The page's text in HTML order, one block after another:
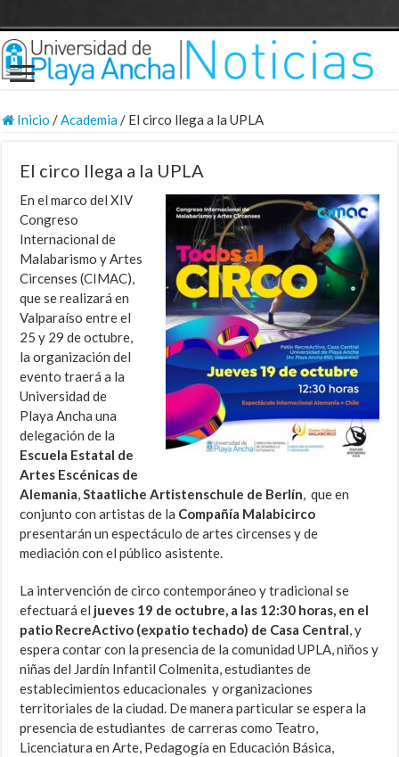
Inicio /Academia/ El circo llega a la UPLA
El circo llega a la UPLA
En el marco del XIV
Congreso
Internacional de
Malabarismo y Artes
Circenses (CIMAC),
que se realizará en
Valparaíso entre el
25 y 29 de octubre,
la organización del
evento traerá a la
Universidad de
Playa Ancha una
delegación de la
Escuela Estatal de
Artes Escénicas de
Alemania,Staatliche Artistenschule de Berlín, que en
conjunto con artistas de la Compañía Malabicirco
presentarán un espectáculo de artes circenses y de
mediación con el público asistente.
La intervención de circo contemporáneo y tradicional se
efectuará el jueves 19 de octubre, a las 12:30 horas, en el
patio RecreActivo (expatio techado) de Casa Central, y
espera contar con la presencia de la comunidad UPLA, niños y
niñas del Jardín Infantil Colmenita, estudiantes de
establecimientos educacionales y organizaciones
territoriales de la ciudad. De manera particular se espera la
presencia de estudiantes de carreras como Teatro,
Licenciatura en Arte, Pedagogía en Educación Básica,